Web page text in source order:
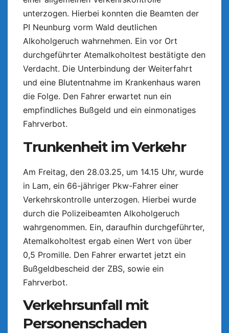
unterzogen. Hierbei konnten die Beamten der
PI Neunburg vorm Wald deutlichen
Alkoholgeruch wahrnehmen. Ein vor Ort
durchgeführter Atemalkoholtest bestätigte den
Verdacht. Die Unterbindung der Weiterfahrt
und eine Blutentnahme im Krankenhaus waren
die Folge. Den Fahrer erwartet nun ein
empfindliches Bußgeld und ein einmonatiges
Fahrverbot.
Trunkenheit im Verkehr
Am Freitag, den 28.03.25, um 14.15 Uhr, wurde
in Lam, ein 66-jähriger Pkw-Fahrer einer
Verkehrskontrolle unterzogen. Hierbei wurde
durch die Polizeibeamten Alkoholgeruch
wahrgenommen. Ein, daraufhin durchgeführter,
Atemalkoholtest ergab einen Wert von über
0,5 Promille. Den Fahrer erwartet jetzt ein
Bußgeldbescheid der ZBS, sowie ein
Fahrverbot.
Verkehrsunfall mit
Personenschaden